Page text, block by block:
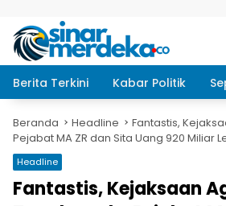
Berita Terkini Kabar Politik
Beranda Headline
Fantastis,
Pejabat MA ZR dan Sita Uang 920 Miliar
Headline
Fantastis, Kejaksaan